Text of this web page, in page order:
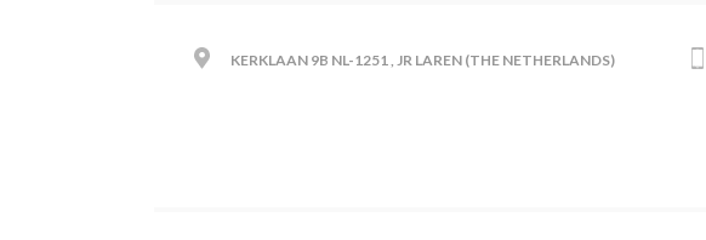
KERKLAAN 9B NL-1251 , JR LAREN (THE NETHERLANDS)